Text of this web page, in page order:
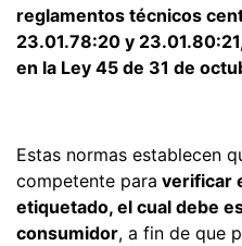
reglamentos técnicos
23.01.78:20 y
en la Ley 45 de 31 de
Estas normas establecen
competente para verificar
etiquetado, el cual debe
consumidor, a fin de que